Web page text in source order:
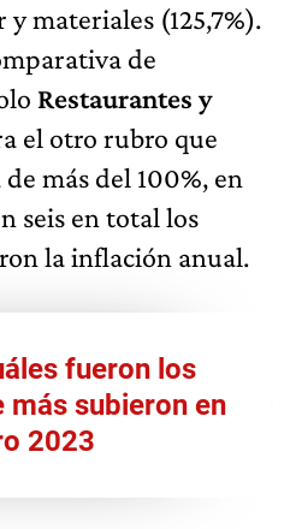
materiales (125,7%).
de
Restaurantes y
el otro rubro que
más del 100%, en
seis en total los
la inflación anual.
fueron los
subieron en
2023